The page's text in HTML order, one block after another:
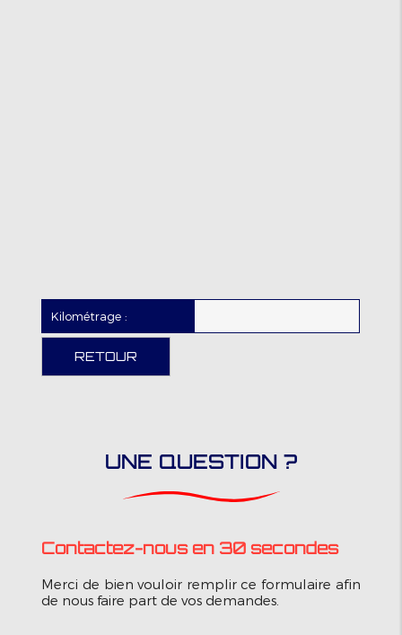
Kilométrage :
RETOUR
UNE QUESTION ?
Contactez-nous en 30 secondes
Merci de bien vouloir remplir ce formulaire afin
de nous faire part de vos demandes.